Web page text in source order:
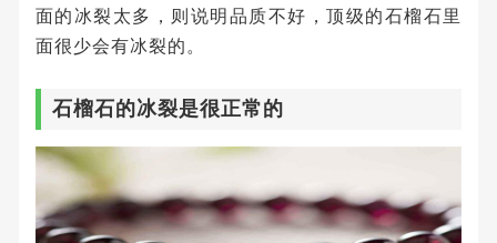
面的冰裂太多，则说明品质不好，顶级的石榴石里
面很少会有冰裂的。
石榴石的冰裂是很正常的